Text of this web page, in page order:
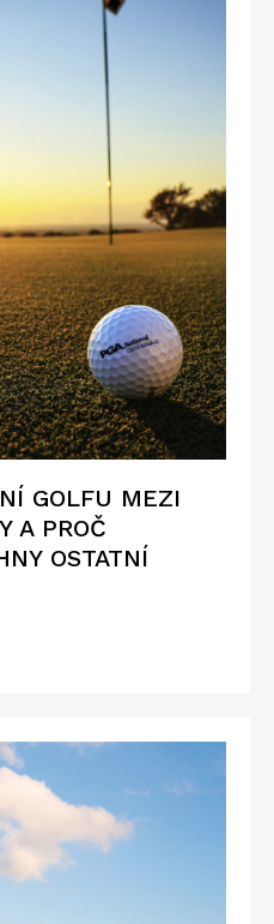
GOLFU MEZI
A PROČ
OSTATNÍ